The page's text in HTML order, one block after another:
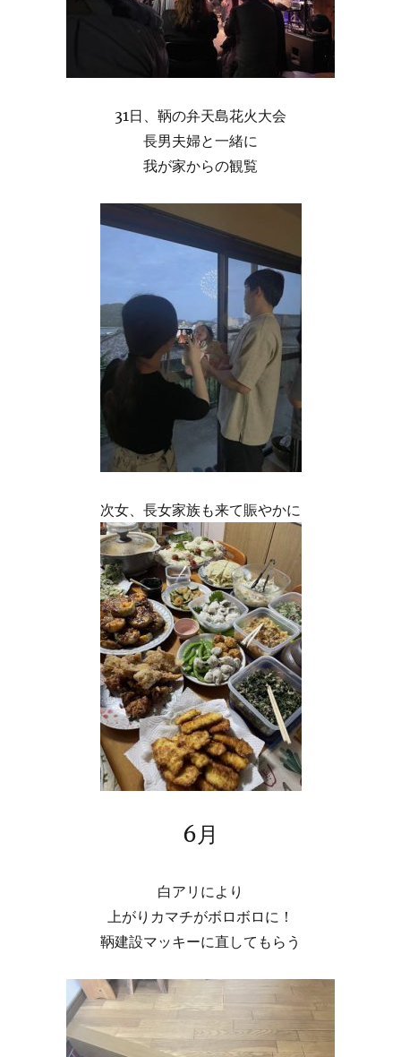
31日、鞆の弁天島花火大会
長男夫婦と一緒に
我が家からの観覧
次女、長女家族も来て賑やかに
6月
白アリにより
上がりカマチがボロボロに！
鞆建設マッキーに直してもらう